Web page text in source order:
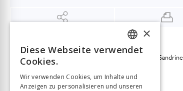
INFORMATIONEN
Autor:in
Maulini Sandrine
ISBN
9782825713204
FRENCH
ITALIAN
×
Diese Webseite verwendet
Cookies.
Wir verwenden Cookies, um Inhalte und
Anzeigen zu personalisieren und unseren